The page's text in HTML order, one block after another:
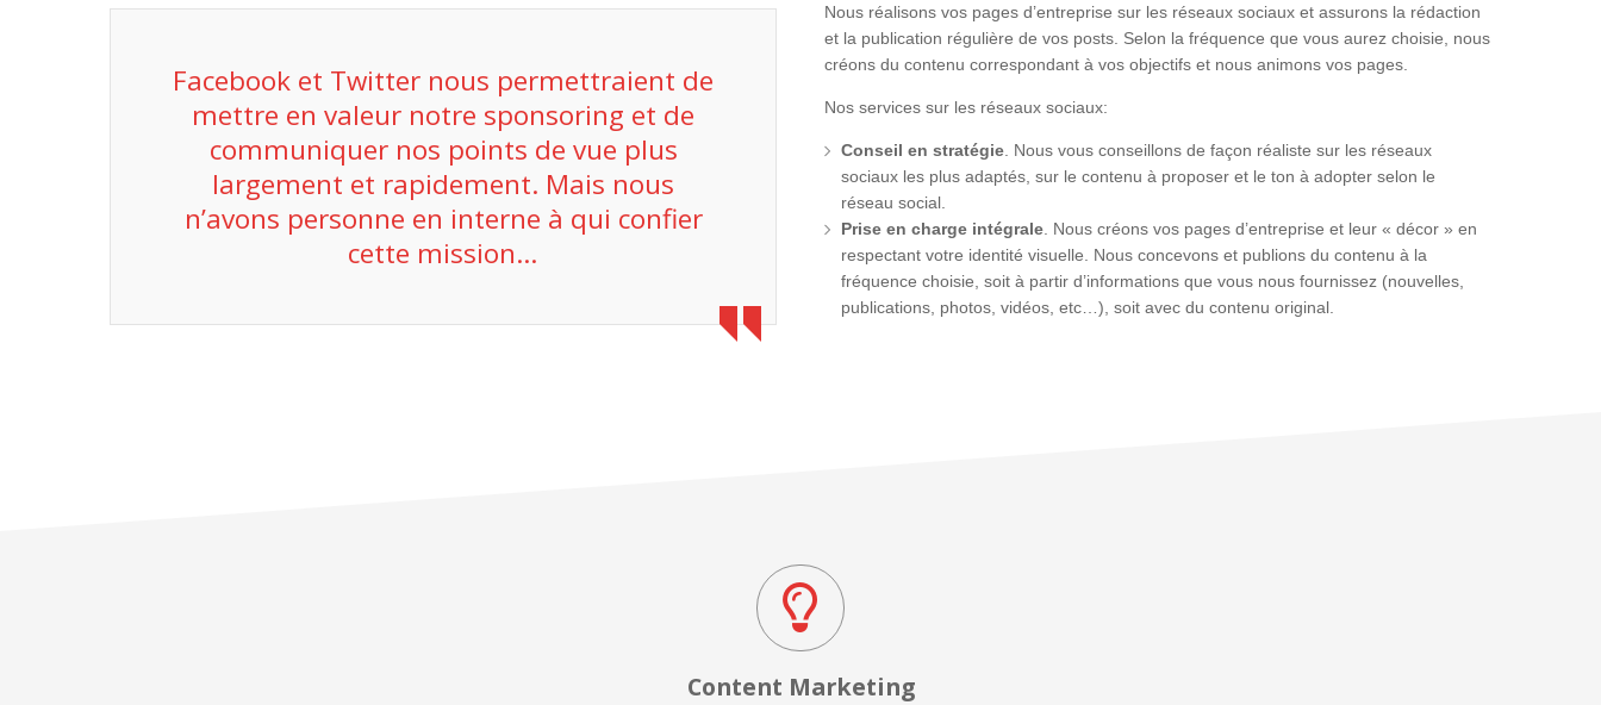
Facebook et Twitter nous permettraient de
mettre en valeur notre sponsoring et de
communiquer nos points de vue plus
largement et rapidement. Mais nous
n’avons personne en interne à qui confier
cette mission…
Nous réalisons vos pages d’entreprise sur les réseaux sociaux et assurons la rédaction
et la publication régulière de vos posts. Selon la fréquence que vous aurez choisie, nous
créons du contenu correspondant à vos objectifs et nous animons vos pages.
Nos services sur les réseaux sociaux:
Conseil en stratégie . Nous vous conseillons de façon réaliste sur les réseaux
sociaux les plus adaptés, sur le contenu à proposer et le ton à adopter selon le
réseau social.
Prise en charge intégrale . Nous créons vos pages d’entreprise et leur « décor » en
respectant votre identité visuelle. Nous concevons et publions du contenu à la
fréquence choisie, soit à partir d’informations que vous nous fournissez (nouvelles,
publications, photos, vidéos, etc…), soit avec du contenu original.
Content Marketing